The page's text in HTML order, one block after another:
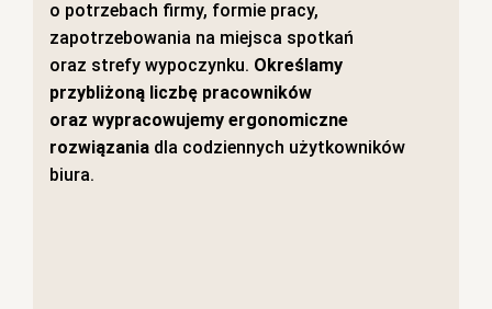
o potrzebach firmy, formie pracy,
zapotrzebowania na miejsca spotkań
oraz strefy wypoczynku. Określamy
przybliżoną liczbę pracowników
oraz wypracowujemy ergonomiczne
rozwiązania dla codziennych użytkowników
biura.